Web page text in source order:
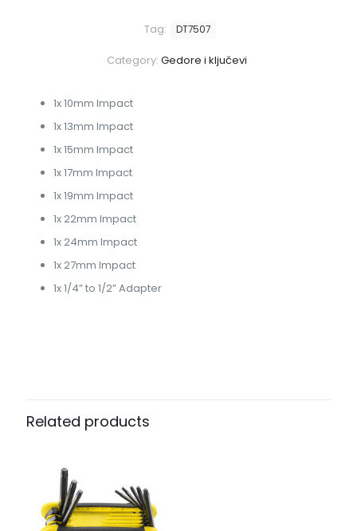
Category: Gedore i ključevi
Tag: DT7507
1x 10mm Impact
1x 13mm Impact
1x 15mm Impact
1x 17mm Impact
1x 19mm Impact
1x 22mm Impact
1x 24mm Impact
1x 27mm Impact
1x 1/4” to 1/2” Adapter
Related products